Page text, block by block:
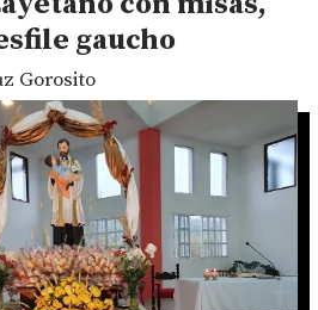
gaucho
Gorosito